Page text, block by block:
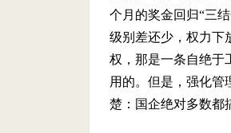
个月的奖金回归“三
级别差还少，权力下
权，那是一条自绝于
用的。但是，强化管
楚：国企绝对多数都